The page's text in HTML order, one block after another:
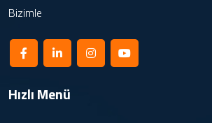
Bizimle
Hızlı Menü